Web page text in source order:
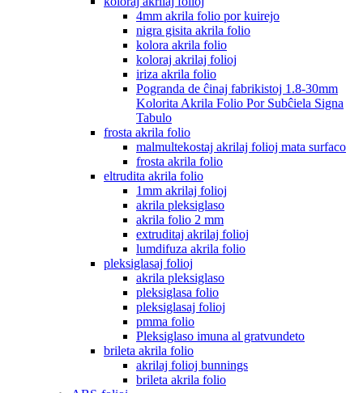
4mm akrila folio por kuirejo
nigra gisita akrila folio
kolora akrila folio
koloraj akrilaj folioj
iriza akrila folio
Pogranda de ĉinaj fabrikistoj 1.8-30mm
Kolorita Akrila Folio Por Subĉiela Signa
Tabulo
frosta akrila folio
malmultekostaj akrilaj folioj mata surfaco
frosta akrila folio
eltrudita akrila folio
1mm akrilaj folioj
akrila pleksiglaso
akrila folio 2 mm
extruditaj akrilaj folioj
lumdifuza akrila folio
pleksiglasaj folioj
akrila pleksiglaso
pleksiglasa folio
pleksiglasaj folioj
pmma folio
Pleksiglaso imuna al gratvundeto
brileta akrila folio
akrilaj folioj bunnings
brileta akrila folio